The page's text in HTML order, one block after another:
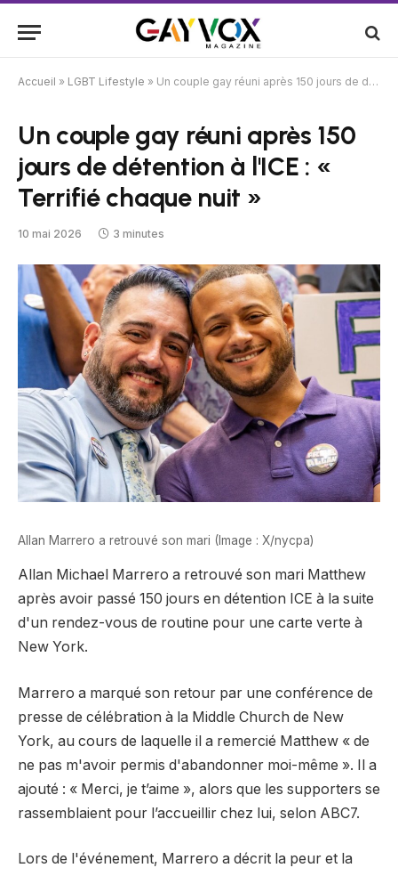
Accueil » LGBT Lifestyle » Un couple gay réuni après 150 jours de détention à l'ICE : « Terrifié chaque nuit »
Un couple gay réuni après 150
jours de détention à l'ICE : «
Terrifié chaque nuit »
10 mai 2026 3 minutes
Allan Marrero a retrouvé son mari (Image : X/nycpa)
Allan Michael Marrero a retrouvé son mari Matthew
après avoir passé 150 jours en détention ICE à la suite
d'un rendez-vous de routine pour une carte verte à
New York.
Marrero a marqué son retour par une conférence de
presse de célébration à la Middle Church de New
York, au cours de laquelle il a remercié Matthew « de
ne pas m'avoir permis d'abandonner moi-même ». Il a
ajouté : « Merci, je t’aime », alors que les supporters se
rassemblaient pour l’accueillir chez lui, selon ABC7.
Lors de l'événement, Marrero a décrit la peur et la